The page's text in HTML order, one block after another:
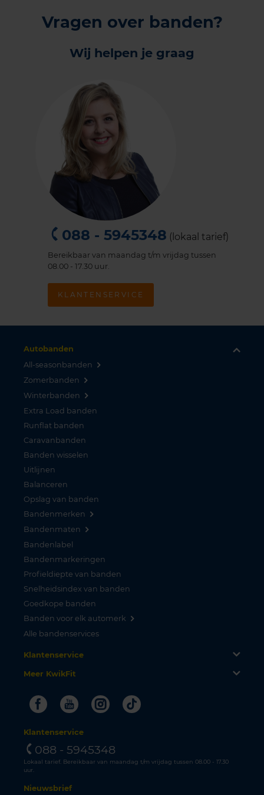
Vragen over banden?
Wij helpen je graag
088 - 5945348 (lokaal tarief)
Bereikbaar van maandag t/m vrijdag tussen
08.00 - 17.30 uur.
KLANTENSERVICE
Autobanden
All-seasonbanden
Zomerbanden
Winterbanden
Extra Load banden
Runflat banden
Caravanbanden
Banden wisselen
Uitlijnen
Balanceren
Opslag van banden
Bandenmerken
Bandenmaten
Bandenlabel
Bandenmarkeringen
Profieldiepte van banden
Snelheidsindex van banden
Goedkope banden
Banden voor elk automerk
Alle bandenservices
Klantenservice
Meer KwikFit
FacebookYoutubeInstagram
Tiktok
Klantenservice
088 - 5945348
Lokaal tarief. Bereikbaar van maandag t/m vrijdag tussen 08.00 - 17.30
uur.
Nieuwsbrief